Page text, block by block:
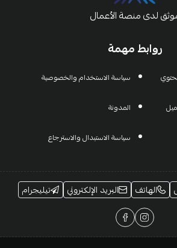
روابط مهمة
سياسة الاستخدام والخصوصية
المدونة
سياسة الاستبدال والاسترجاع
لدى منصة الأعمال
الهاتف البريد الإلكتروني تيليجرام